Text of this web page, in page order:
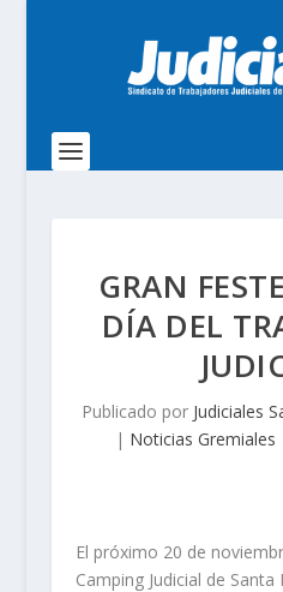
GRAN
DÍA DEL
Publicado por Judiciales
| Noticias Gremiales
El próximo 20 de
Camping Judicial de